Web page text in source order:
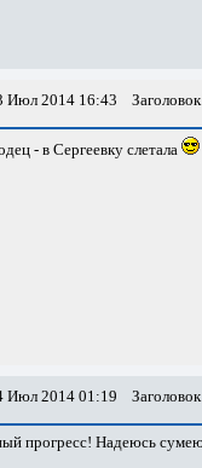
Июл 2014 16:43
- в Сергеевку слетала
Июл 2014 01:19
прогресс! Надеюсь